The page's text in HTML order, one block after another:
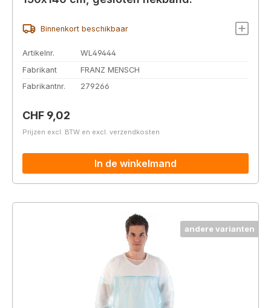
Binnenkort beschikbaar
Artikelnr.
WL49444
Fabrikant
FRANZ MENSCH
Fabrikantnr.
279266
Normale prijs:
CHF 9,02
Prijzen excl. BTW en excl. verzendkosten
In de winkelmand
andere varianten